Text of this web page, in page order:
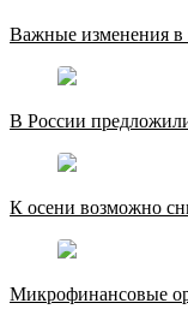
Важные изменения в
В России
К осени возможно
Микрофинансовые